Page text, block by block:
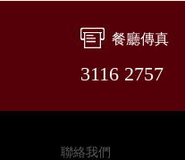
餐廳傳真
3116 2757
聯絡我們